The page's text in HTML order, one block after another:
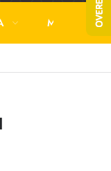
MEDOVINA